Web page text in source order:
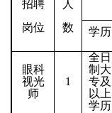
招聘
岗位
人
数
学历
眼科
视光
师
1
全日
制大
专及
以上
学历